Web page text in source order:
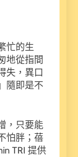
忙的生
地從指間
失，異口
隨即是不
，只要能
怕胖；蓓
TRI 提供